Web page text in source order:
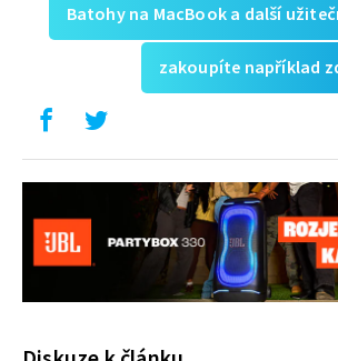
Batohy na MacBook a další
zakoupíte například